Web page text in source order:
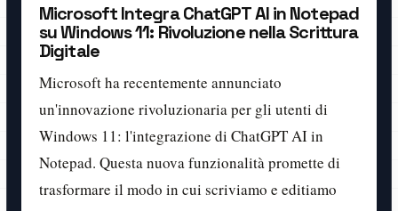
Microsoft Integra ChatGPT AI in Notepad
su Windows 11: Rivoluzione nella Scrittura
Digitale
Microsoft ha recentemente annunciato
un'innovazione rivoluzionaria per gli utenti di
Windows 11: l'integrazione di ChatGPT AI in
Notepad. Questa nuova funzionalità promette di
trasformare il modo in cui scriviamo e editiamo